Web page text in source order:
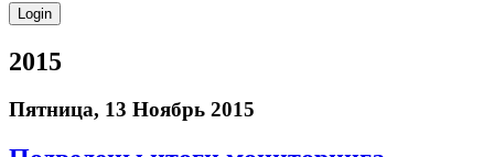
2015
Пятница, 13 Ноябрь 2015